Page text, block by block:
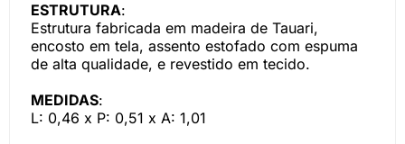
ESTRUTURA:
Estrutura fabricada em madeira de Tauari,
encosto em tela, assento estofado com espuma
de alta qualidade, e revestido em tecido.
MEDIDAS:
L: 0,46 x P: 0,51 x A: 1,01